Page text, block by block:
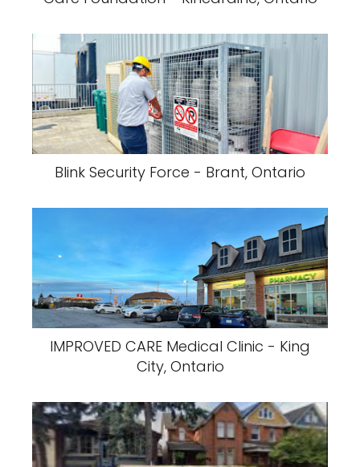
Blink Security Force - Brant, Ontario
IMPROVED CARE Medical Clinic - King
City, Ontario